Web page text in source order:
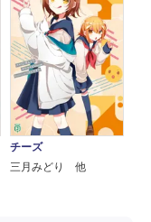
チーズ
三月みどり 他